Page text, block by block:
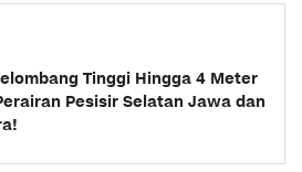
Tinggi Hingga 4 Meter
Pesisir Selatan Jawa dan